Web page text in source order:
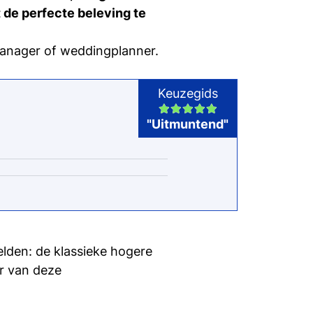
bij Tio te
bij Tio
de perfecte beleving te
of weddingplanner.
Keuzegids
"Uitmuntend"
de klassieke hogere
van deze